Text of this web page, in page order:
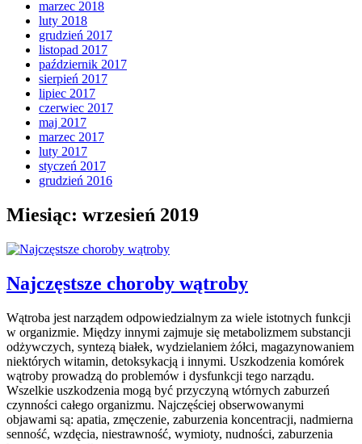
marzec 2018
luty 2018
grudzień 2017
listopad 2017
październik 2017
sierpień 2017
lipiec 2017
czerwiec 2017
maj 2017
marzec 2017
luty 2017
styczeń 2017
grudzień 2016
Miesiąc: wrzesień 2019
Najczęstsze choroby wątroby
Wątroba jest narządem odpowiedzialnym za wiele istotnych funkcji
w organizmie. Między innymi zajmuje się metabolizmem substancji
odżywczych, syntezą białek, wydzielaniem żółci, magazynowaniem
niektórych witamin, detoksykacją i innymi. Uszkodzenia komórek
wątroby prowadzą do problemów i dysfunkcji tego narządu.
Wszelkie uszkodzenia mogą być przyczyną wtórnych zaburzeń
czynności całego organizmu. Najczęściej obserwowanymi
objawami są: apatia, zmęczenie, zaburzenia koncentracji, nadmierna
senność, wzdęcia, niestrawność, wymioty, nudności, zaburzenia